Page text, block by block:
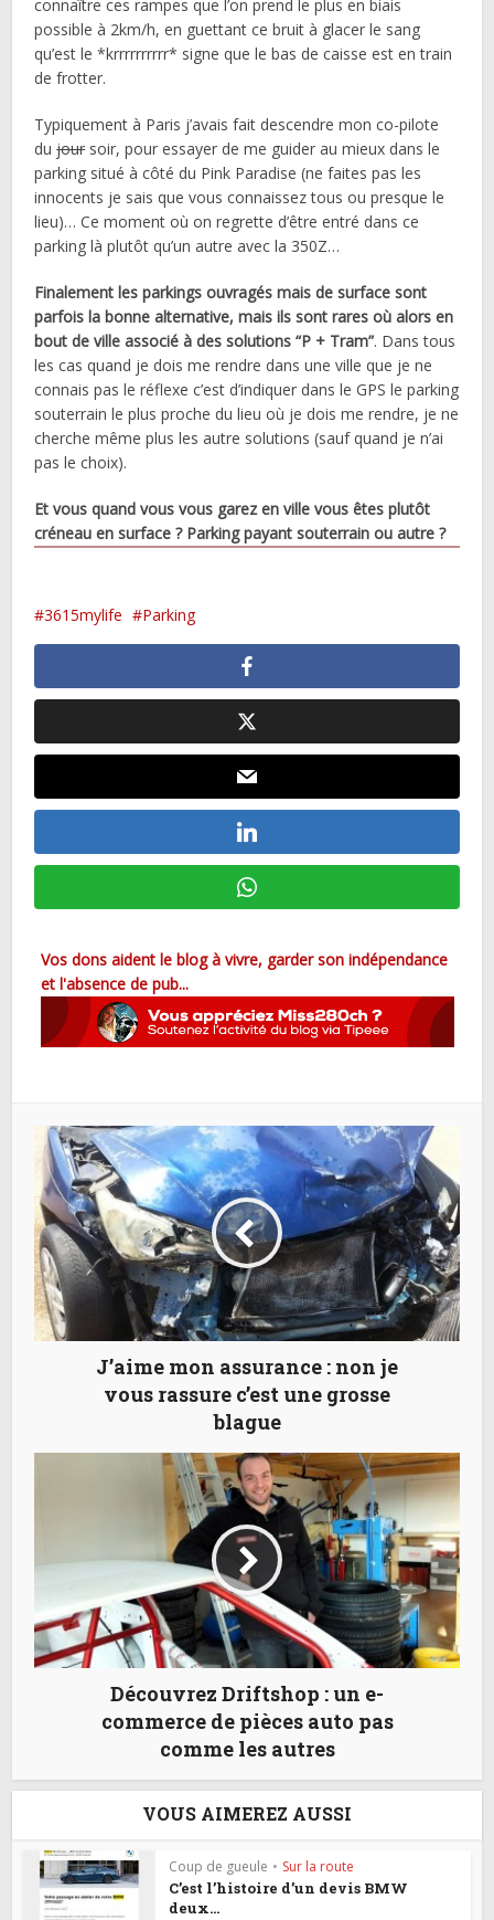
connaître ces rampes que l’on prend le plus en biais
possible à 2km/h, en guettant ce bruit à glacer le sang
qu’est le *krrrrrrrrrr* signe que le bas de caisse est en train
de frotter.
Typiquement à Paris j’avais fait descendre mon co-pilote
dujoursoir, pour essayer de me guider au mieux dans le
parking situé à côté du Pink Paradise (ne faites pas les
innocents je sais que vous connaissez tous ou presque le
lieu)… Ce moment où on regrette d’être entré dans ce
parking là plutôt qu’un autre avec la 350Z…
Finalement les parkings ouvragés mais de surface sont
parfois la bonne alternative, mais ils sont rares où alors en
bout de ville associé à des solutions “P + Tram”. Dans tous
les cas quand je dois me rendre dans une ville que je ne
connais pas le réflexe c’est d’indiquer dans le GPS le parking
souterrain le plus proche du lieu où je dois me rendre, je ne
cherche même plus les autre solutions (sauf quand je n’ai
pas le choix).
Et vous quand vous vous garez en ville vous êtes plutôt
créneau en surface ? Parking payant souterrain ou autre ?
3615mylife Parking
Vos dons aident le blog à vivre, garder son indépendance
et l'absence de pub...
J’aime mon assurance : non je
vous rassure c’est une grosse
blague
Découvrez Driftshop : un e-
commerce de pièces auto pas
comme les autres
VOUS AIMEREZ AUSSI
Coup de gueule • Sur la route
C’est l’histoire d’un devis BMW
deux...